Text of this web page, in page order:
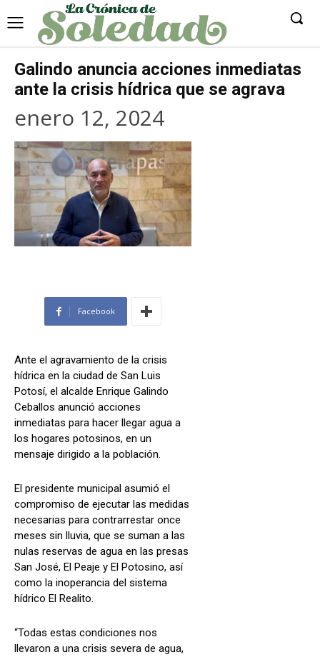
Galindo anuncia acciones inmediatas
ante la crisis hídrica que se agrava
enero 12, 2024
Facebook
Ante el agravamiento de la crisis
hídrica en la ciudad de San Luis
Potosí, el alcalde Enrique Galindo
Ceballos anunció acciones
inmediatas para hacer llegar agua a
los hogares potosinos, en un
mensaje dirigido a la población.
El presidente municipal asumió el
compromiso de ejecutar las medidas
necesarias para contrarrestar once
meses sin lluvia, que se suman a las
nulas reservas de agua en las presas
San José, El Peaje y El Potosino, así
como la inoperancia del sistema
hídrico El Realito.
“Todas estas condiciones nos
llevaron a una crisis severa de agua,